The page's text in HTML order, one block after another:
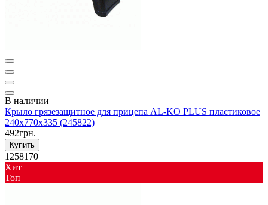
В наличии
Крыло грязезащитное для прицепа AL-KO PLUS пластиковое
240x770x335 (245822)
492грн.
Купить
1258170
Хит
Toп